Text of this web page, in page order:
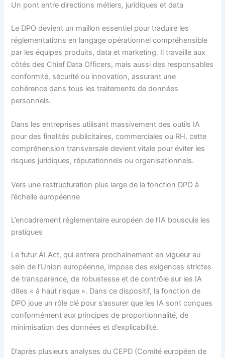
Un pont entre directions métiers, juridiques et data
Le DPO devient un maillon essentiel pour traduire les
réglementations en langage opérationnel compréhensible
par les équipes produits, data et marketing. Il travaille aux
côtés des Chief Data Officers, mais aussi des responsables
conformité, sécurité ou innovation, assurant une
cohérence dans tous les traitements de données
personnels.
Dans les entreprises utilisant massivement des outils IA
pour des finalités publicitaires, commerciales ou RH, cette
compréhension transversale devient vitale pour éviter les
risques juridiques, réputationnels ou organisationnels.
Vers une restructuration plus large de la fonction DPO à
l’échelle européenne
L’encadrement réglementaire européen de l’IA bouscule les
pratiques
Le futur AI Act, qui entrera prochainement en vigueur au
sein de l’Union européenne, impose des exigences strictes
de transparence, de robustesse et de contrôle sur les IA
dites « à haut risque ». Dans ce dispositif, la fonction de
DPO joue un rôle clé pour s’assurer que les IA sont conçues
conformément aux principes de proportionnalité, de
minimisation des données et d’explicabilité.
D’après plusieurs analyses du CEPD (Comité européen de